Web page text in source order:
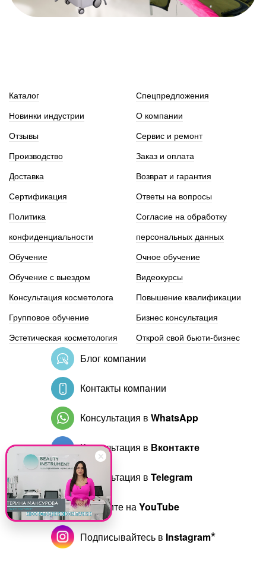
Каталог
Спецпредложения
Новинки индустрии
О компании
Отзывы
Сервис и ремонт
Производство
Заказ и оплата
Доставка
Возврат и гарантия
Сертификация
Ответы на вопросы
Политика
конфиденциальности
Согласие на обработку
персональных данных
Обучение
Очное обучение
Обучение с выездом
Видеокурсы
Консультация косметолога
Повышение квалификации
Групповое обучение
Бизнес консультация
Эстетическая косметология
Открой свой бьюти-бизнес
Блог компании
Контакты компании
Консультация в WhatsApp
Консультация в Вконтакте
Консультация в Telegram
Смотрите наYouTube
Подписывайтесь в Instagram